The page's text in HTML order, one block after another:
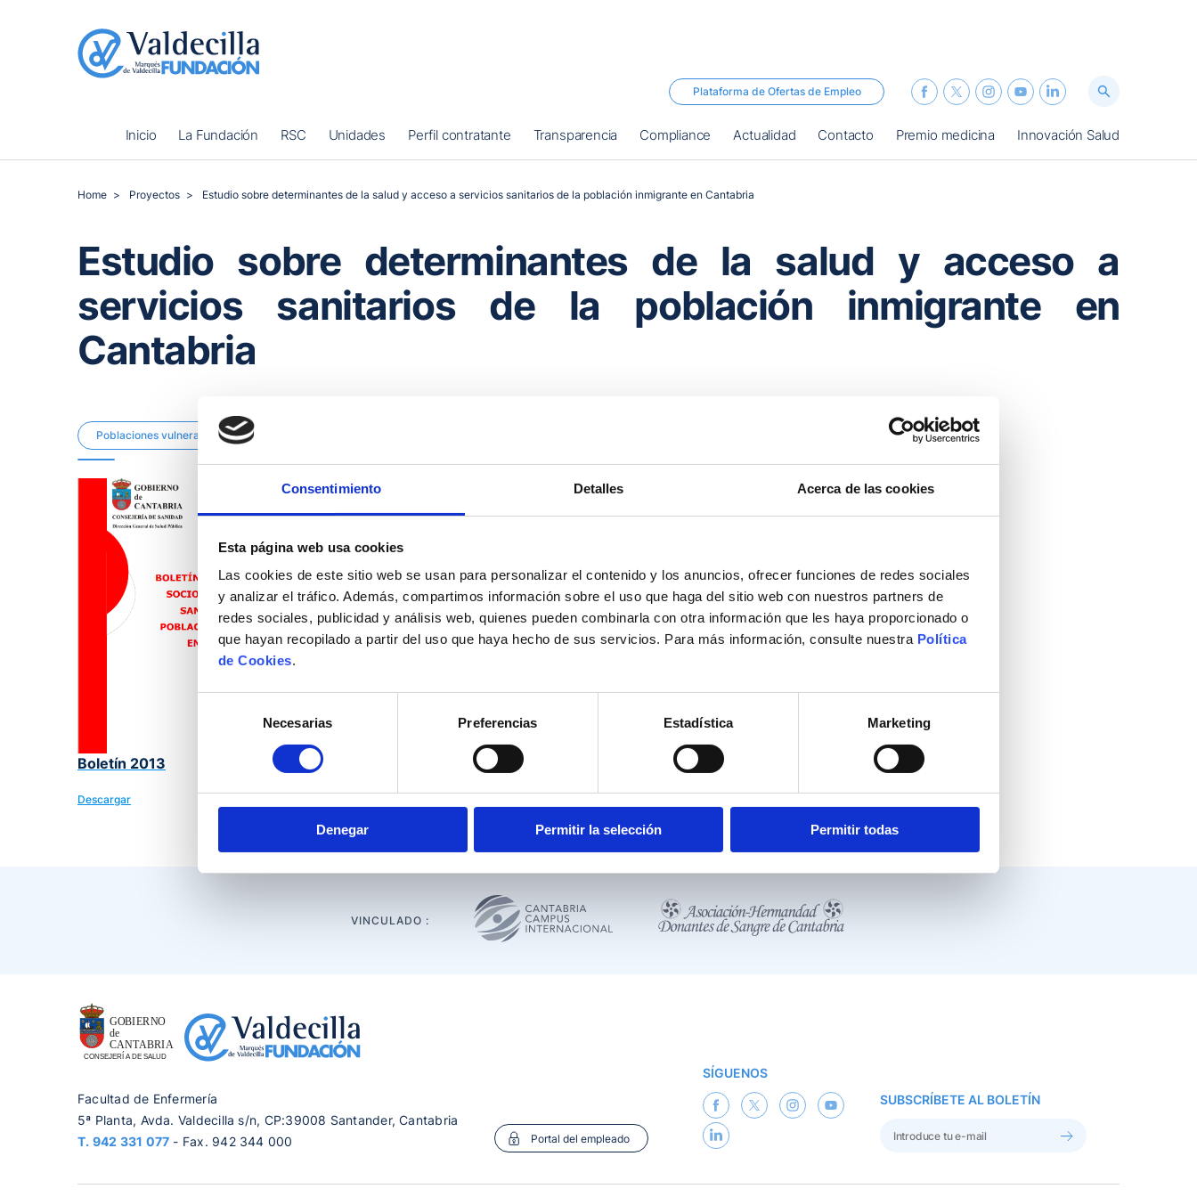
Consentimiento Detalles Acerca de las cookies
Esta página web usa cookies
Las cookies de este sitio web se usan para personalizar el contenido y los anuncios, ofrecer funciones de redes sociales
y analizar el tráfico. Además, compartimos información sobre el uso que haga del sitio web con nuestros partners de
redes sociales, publicidad y análisis web, quienes pueden combinarla con otra información que les haya proporcionado o
que hayan recopilado a partir del uso que haya hecho de sus servicios. Para más información, consulte nuestra Política
de Cookies.
consentimiento
Necesarias Preferencias Estadística Marketing
Denegar Permitir la selección Permitir todas
Plataforma de Ofertas de Empleo
Inicio La Fundación RSC Unidades Perfil contratante Transparencia Compliance Actualidad Contacto Premio medicina Innovación Salud
Home Proyectos Estudio sobre determinantes de la salud y acceso a servicios sanitarios de la población inmigrante en Cantabria
Estudio sobre determinantes de la salud y acceso a
servicios sanitarios de la población inmigrante en
Cantabria
Poblaciones vulnerables
Boletín 2013
Descargar
Estudio 2010
VINCULADO :
Facultad de Enfermería
5ª Planta, Avda. Valdecilla s/n, CP:39008 Santander, Cantabria
T. 942 331 077 - Fax. 942 344 000 Portal del empleado
SÍGUENOS
SUBSCRÍBETE AL BOLETÍN